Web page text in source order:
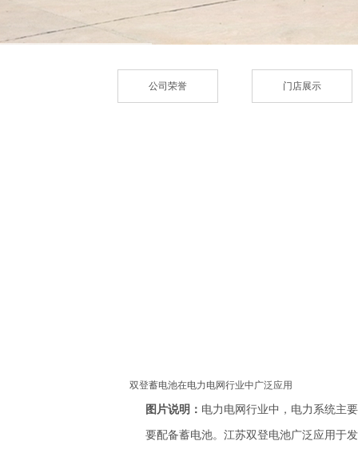
您现在的位置：首页>企业相册 > 双登蓄电
公司荣誉 门店展示
双登蓄电池在电力电网行业中广泛应用
图片说明： 电力电网行业中，电力系统主
要配备蓄电池。江苏双登电池广泛应用于